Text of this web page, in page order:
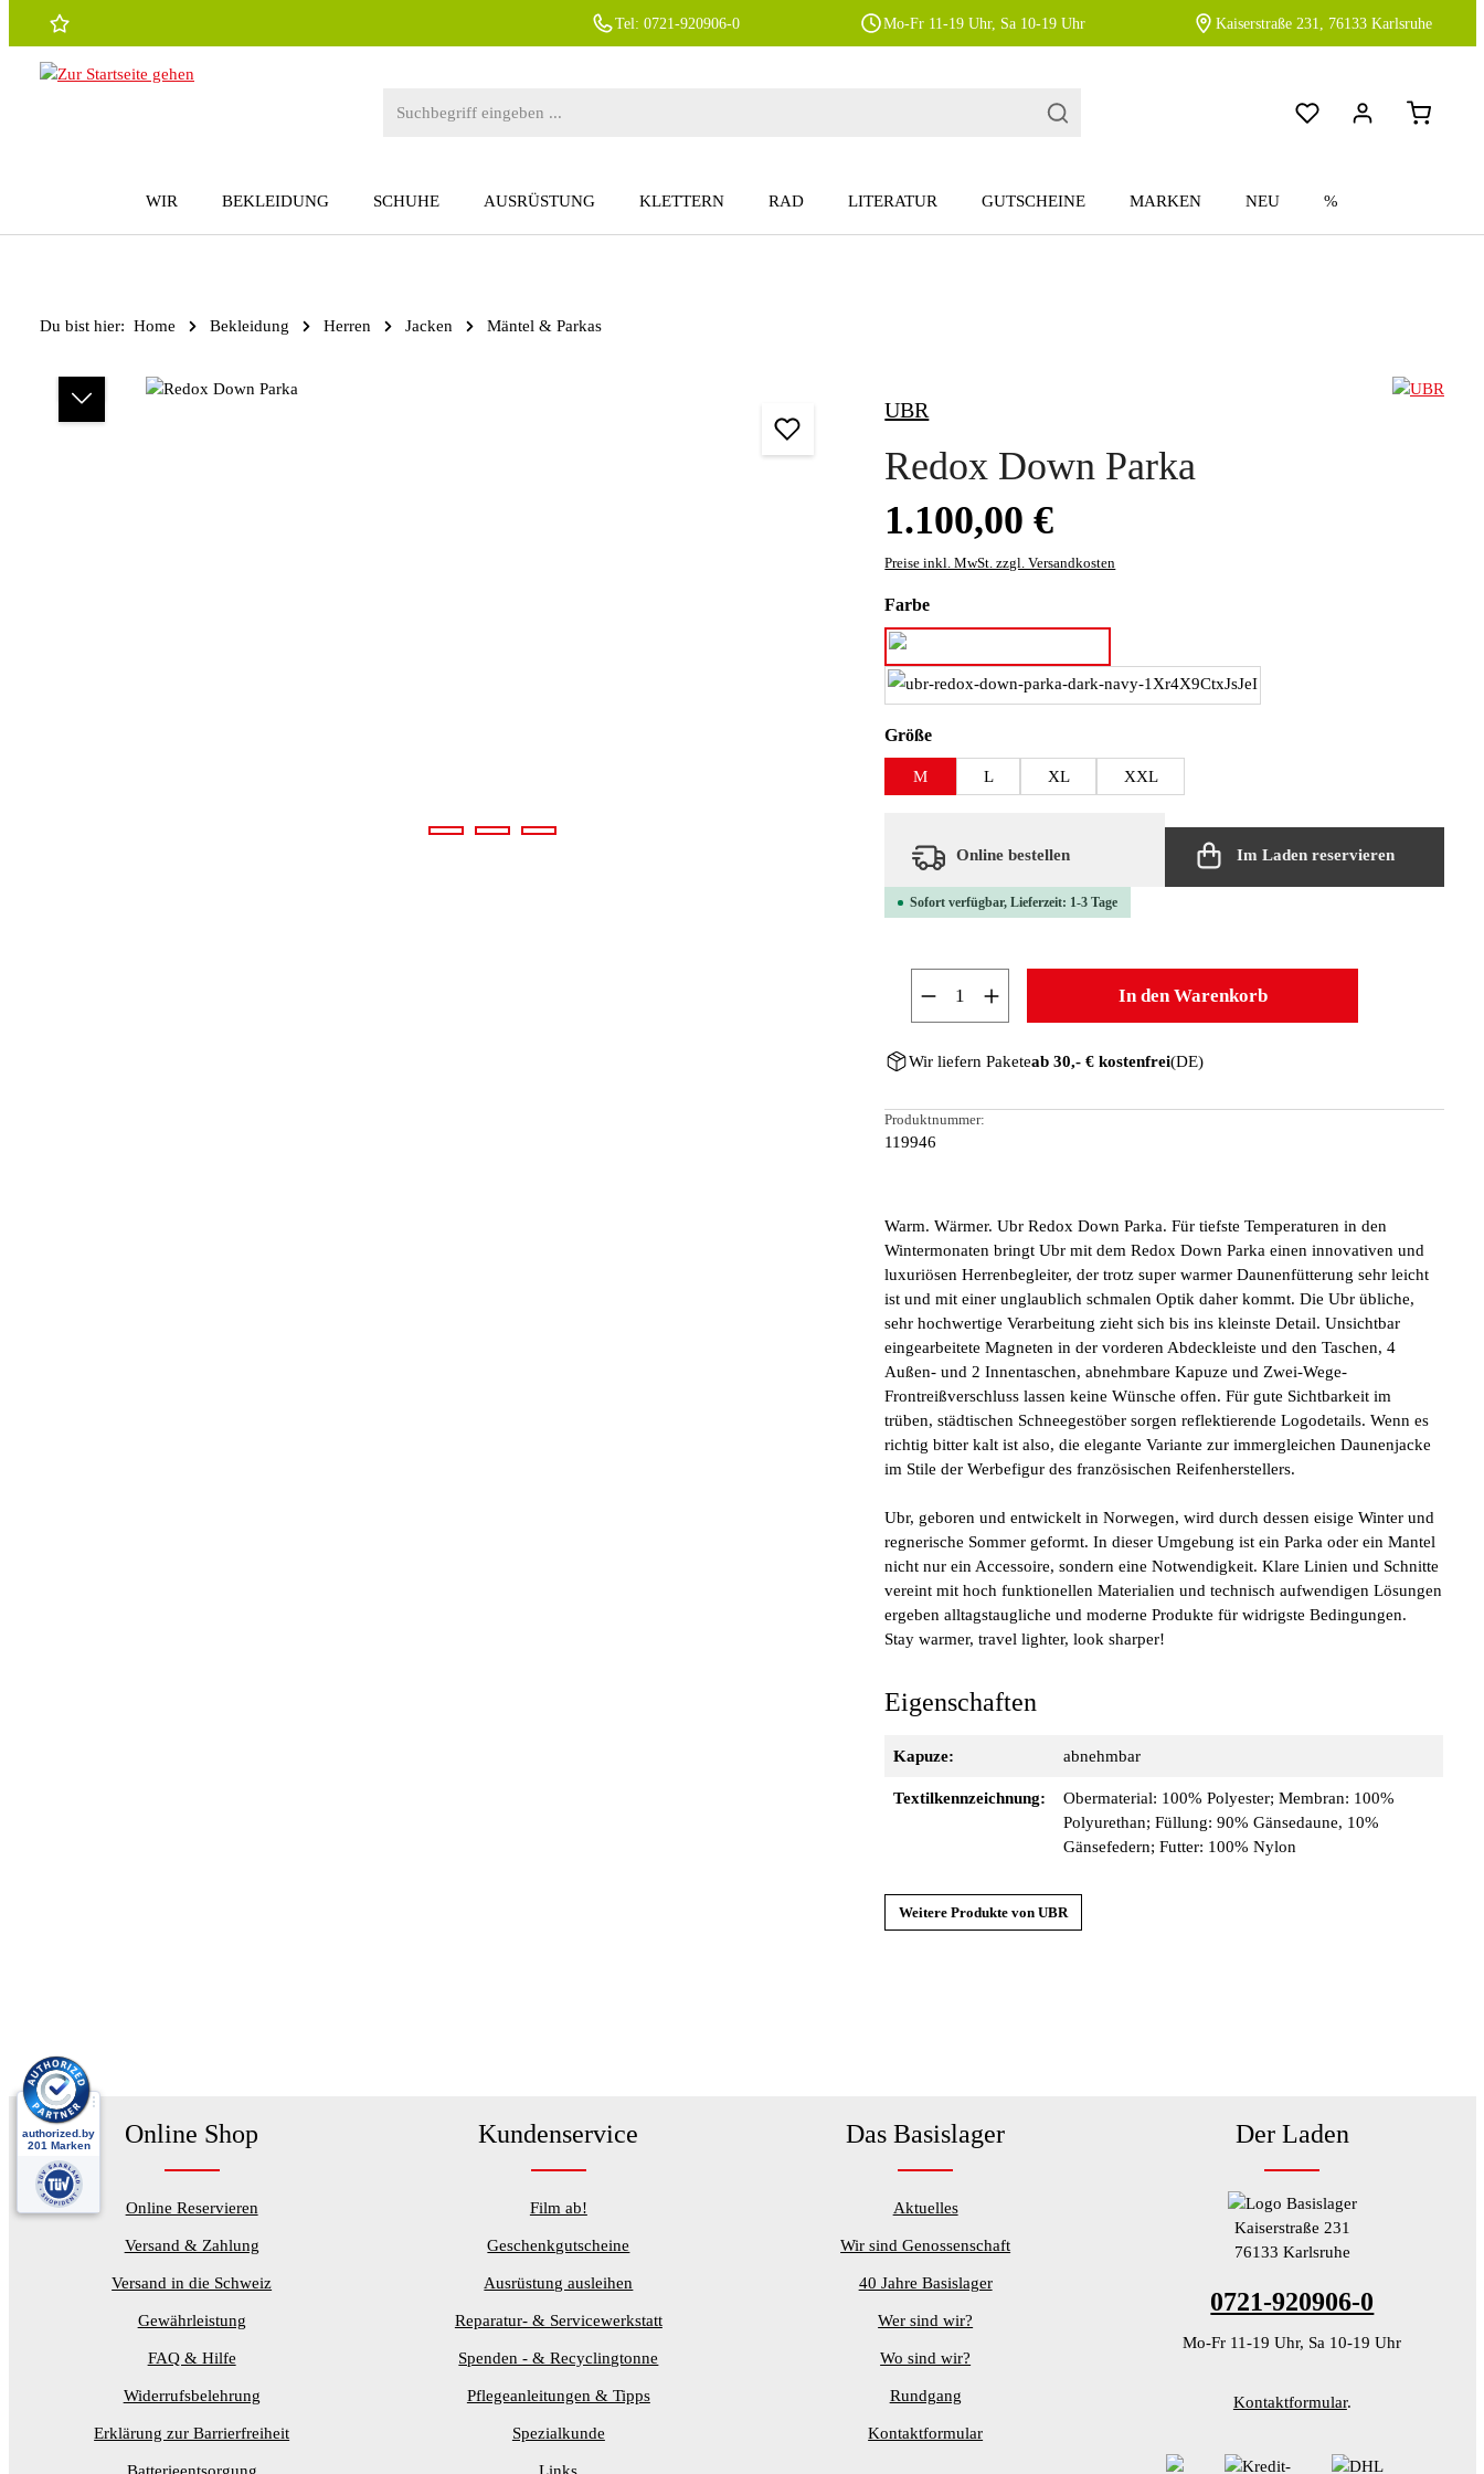
Hauptinhalt springen
Zur Suche springen
Zur Hauptnavigation springen Tel: 0721-920906-0 Mo-Fr 11-19 Uhr, Sa 10-19 Uhr Kaiserstraße 231, 76133 Karlsruhe
WIR BEKLEIDUNG SCHUHE AUSRÜSTUNG KLETTERN RAD LITERATUR GUTSCHEINE MARKEN NEU %
Du bist hier: Home Bekleidung Herren Jacken Mäntel & Parkas
Bildergalerie überspringen
UBR
Redox Down Parka
1.100,00 €
Preise inkl. MwSt. zzgl. Versandkosten
Farbeauswählen
dark navy
Größeauswählen
M L XL XXL
Online bestellen Im Laden reservieren
Sofort verfügbar, Lieferzeit: 1-3 Tage
Produkt Anzahl: Gib den gewünschten Wert ein
In den Warenkorb
Wir liefern Paketeab 30,- € kostenfrei(DE)
Produktnummer:
119946
Warm. Wärmer. Ubr Redox Down Parka. Für tiefste Temperaturen in den
Wintermonaten bringt Ubr mit dem Redox Down Parka einen innovativen und
luxuriösen Herrenbegleiter, der trotz super warmer Daunenfütterung sehr leicht
ist und mit einer unglaublich schmalen Optik daher kommt. Die Ubr übliche,
sehr hochwertige Verarbeitung zieht sich bis ins kleinste Detail. Unsichtbar
eingearbeitete Magneten in der vorderen Abdeckleiste und den Taschen, 4
Außen- und 2 Innentaschen, abnehmbare Kapuze und Zwei-Wege-
Frontreißverschluss lassen keine Wünsche offen. Für gute Sichtbarkeit im
trüben, städtischen Schneegestöber sorgen reflektierende Logodetails. Wenn es
richtig bitter kalt ist also, die elegante Variante zur immergleichen Daunenjacke
im Stile der Werbefigur des französischen Reifenherstellers.
Ubr, geboren und entwickelt in Norwegen, wird durch dessen eisige Winter und
regnerische Sommer geformt. In dieser Umgebung ist ein Parka oder ein Mantel
nicht nur ein Accessoire, sondern eine Notwendigkeit. Klare Linien und Schnitte
vereint mit hoch funktionellen Materialien und technisch aufwendigen Lösungen
ergeben alltagstaugliche und moderne Produkte für widrigste Bedingungen.
Stay warmer, travel lighter, look sharper!
Eigenschaften
Kapuze: abnehmbar
Textilkennzeichnung:
Obermaterial: 100% Polyester; Membran: 100%
Polyurethan; Füllung: 90% Gänsedaune, 10%
Gänsefedern; Futter: 100% Nylon
Weitere Produkte von UBR
Online Shop
Online Reservieren
Versand & Zahlung
Versand in die Schweiz
Gewährleistung
FAQ & Hilfe
Widerrufsbelehrung
Erklärung zur Barrierfreiheit
Kundenservice
Film ab!
Geschenkgutscheine
Ausrüstung ausleihen
Reparatur- & Servicewerkstatt
Spenden - & Recyclingtonne
Pflegeanleitungen & Tipps
Spezialkunde
Das Basislager
Aktuelles
Wir sind Genossenschaft
40 Jahre Basislager
Wer sind wir?
Wo sind wir?
Rundgang
Kontaktformular
Der Laden
Kaiserstraße 231
76133 Karlsruhe
0721-920906-0
Mo-Fr 11-19 Uhr, Sa 10-19 Uhr
Kontaktformular.